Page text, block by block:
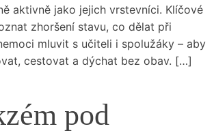
aktivně jako jejich vrstevníci. Klíčové
zhoršení stavu, co dělat při
mluvit s učiteli i spolužáky – aby
cestovat a dýchat bez obav. […]
pod